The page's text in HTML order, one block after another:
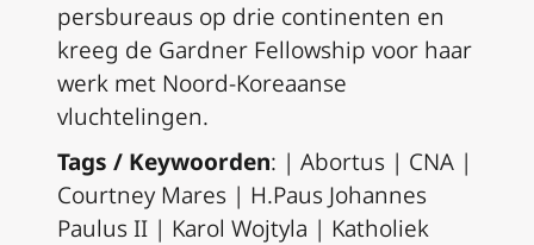
persbureaus op drie continenten en
kreeg de Gardner Fellowship voor haar
werk met Noord-Koreaanse
vluchtelingen.
Tags / Keywoorden: | Abortus | CNA |
Courtney Mares | H.Paus Johannes
Paulus II | Karol Wojtyla | Katholiek